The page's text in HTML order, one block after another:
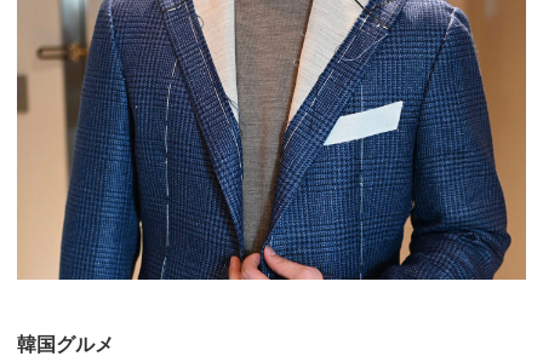
韓国グルメ